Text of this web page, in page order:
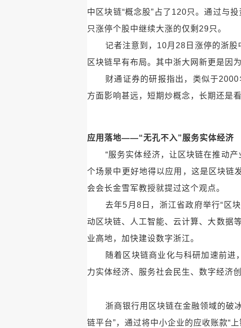
中区块链“概念股”占了120只。通过与
只涨停个股中继续大涨的仅剩29只。
记者注意到，10月28日涨停的浙
区块链早有布局。其中浙大网新更是因
财通证券的研报指出，类似于
方面影响甚远，短期炒概念，长期还是
应用落地——“无孔不入”服务实体经济
“服务实体经济，让区块链在推动
个场景中更好地得以应用，这是区块链
会会长金雪军教授就提过这个观点。
去年5月8日，浙江省政府举行“区
动区块链、人工智能、云计算、大数据
业高地，加快建设数字浙江。
随着区块链商业化与科研加速前进
力实体经济、服务社会民生、数字经济
浙商银行用区块链在金融领域的破
链平台”，通过将中小企业的应收账款“